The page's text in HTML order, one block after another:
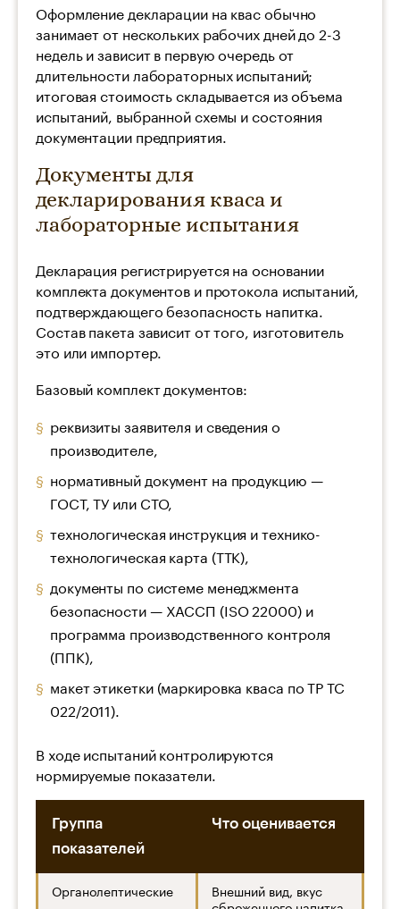
Оформление декларации на квас обычно
занимает от нескольких рабочих дней до 2-3
недель и зависит в первую очередь от
длительности лабораторных испытаний;
итоговая стоимость складывается из объема
испытаний, выбранной схемы и состояния
документации предприятия.
Документы для
декларирования кваса и
лабораторные испытания
Декларация регистрируется на основании
комплекта документов и протокола испытаний,
подтверждающего безопасность напитка.
Состав пакета зависит от того, изготовитель
это или импортер.
Базовый комплект документов:
реквизиты заявителя и сведения о
производителе,
нормативный документ на продукцию —
ГОСТ, ТУ или СТО,
технологическая инструкция и технико-
технологическая карта (ТТК),
документы по системе менеджмента
безопасности — ХАССП (ISO 22000) и
программа производственного контроля
(ППК),
макет этикетки (маркировка кваса по ТР ТС
022/2011).
В ходе испытаний контролируются
нормируемые показатели.
Группа
показателей
Что оценивается
Органолептические
Внешний вид, вкус